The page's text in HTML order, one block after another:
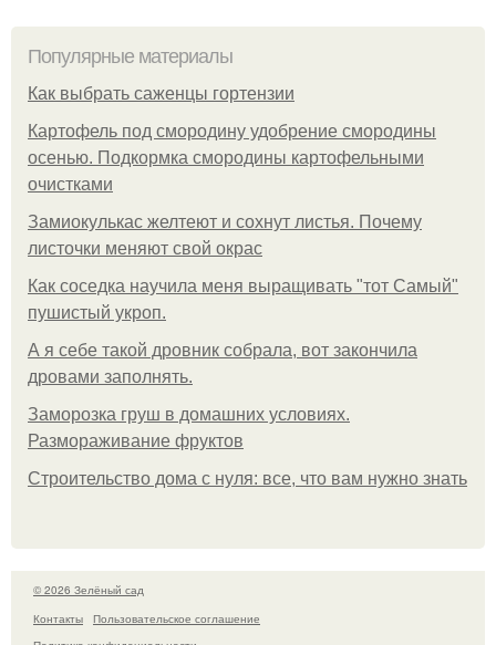
Популярные материалы
Как выбрать саженцы гортензии
Картофель под смородину удобрение смородины
осенью. Подкормка смородины картофельными
очистками
Замиокулькас желтеют и сохнут листья. Почему
листочки меняют свой окрас
Как соседка научила меня выращивать "тот Самый"
пушистый укроп.
А я себе такой дровник собрала, вот закончила
дровами заполнять.
Заморозка груш в домашних условиях.
Размораживание фруктов
Строительство дома с нуля: все, что вам нужно знать
© 2026 Зелёный сад
Контакты
Пользовательское соглашение